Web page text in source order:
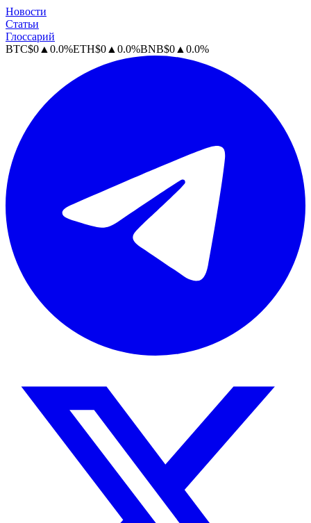
Новости
Статьи
Глоссарий
BTC$0 ▲ 0.0%ETH$0 ▲ 0.0%BNB$0 ▲ 0.0%